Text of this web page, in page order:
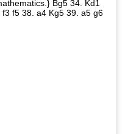
Bg5 34. Kd1
f5 38. a4 Kg5 39. a5 g6